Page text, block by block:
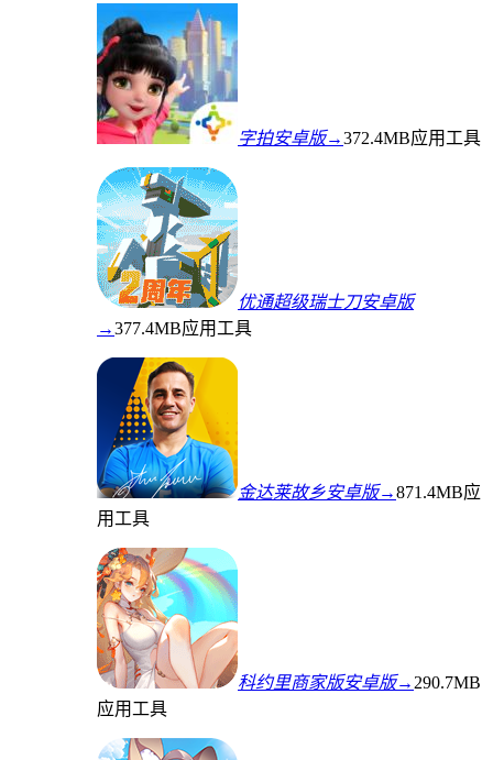
字拍安卓版→372.4MB应用工具
优通超级瑞士刀安卓版
→377.4MB应用工具
金达莱故乡安卓版→871.4MB应
用工具
科约里商家版安卓版→ 290.7MB
应用工具